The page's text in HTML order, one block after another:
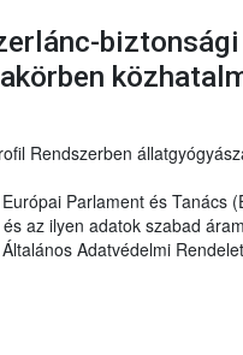
Rendszerben
Parlament és Tanács
az ilyen adatok szabad
Adatvédelmi